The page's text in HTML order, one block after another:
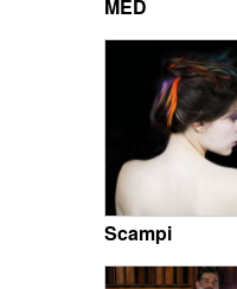
MED
Scampi